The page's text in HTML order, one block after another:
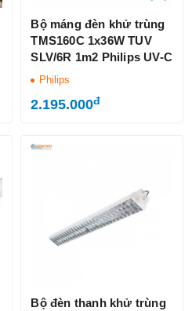
Bộ máng đèn khử trùng
TMS160C 1x36W TUV
SLV/6R 1m2 Philips UV-C
Philips
2.195.000đ
Bộ đèn thanh khử trùng